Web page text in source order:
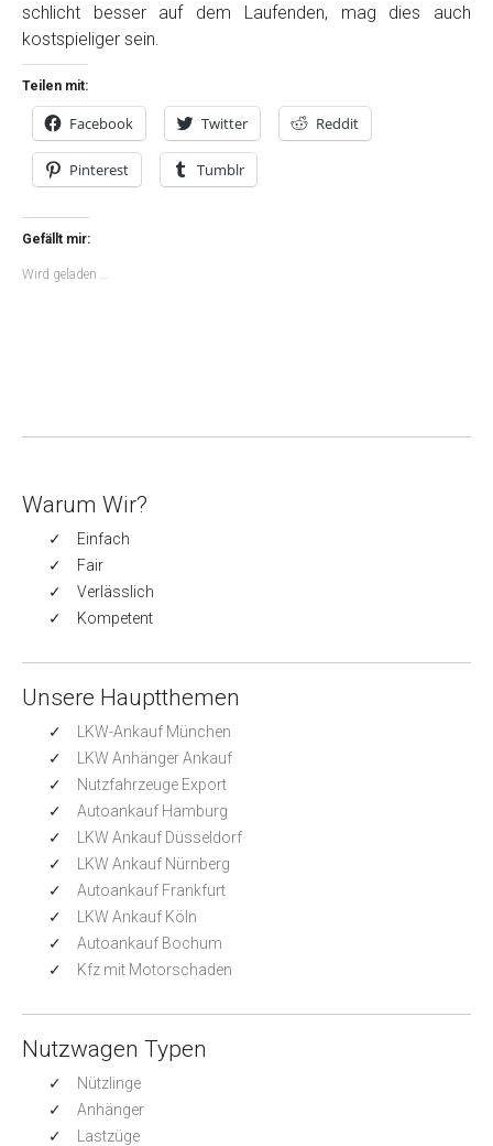
schlicht besser auf dem Laufenden, mag dies auch
kostspieliger sein.
Teilen mit:
Facebook Twitter Reddit
Pinterest Tumblr
Gefällt mir:
Wird geladen …
Warum Wir?
Einfach
Fair
Verlässlich
Kompetent
Unsere Hauptthemen
LKW-Ankauf München
LKW Anhänger Ankauf
Nutzfahrzeuge Export
Autoankauf Hamburg
LKW Ankauf Düsseldorf
LKW Ankauf Nürnberg
Autoankauf Frankfurt
LKW Ankauf Köln
Autoankauf Bochum
Kfz mit Motorschaden
Nutzwagen Typen
Nützlinge
Anhänger
Lastzüge